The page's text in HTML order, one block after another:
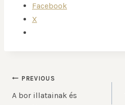
Facebook
X
PREVIOUS
A bor illatainak és